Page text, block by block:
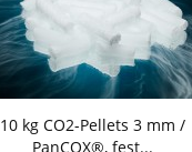
10 kg CO2-Pellets 3 mm /
PanCOX®, fest...